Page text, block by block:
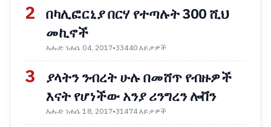
2 በካሊፎርኒያ በርሃ የተጣሉት 300 ሺህ
መኪኖች
እሑድ ነሐሴ 04, 2017•33440 እይታዎች
3
ያላትን ንብረት ሁሉ በመሸጥ የብዙዎች
እናት የሆነችው አንያ ሪንግረን ሎቨን
እሑድ ነሐሴ 18, 2017•31474 እይታዎች